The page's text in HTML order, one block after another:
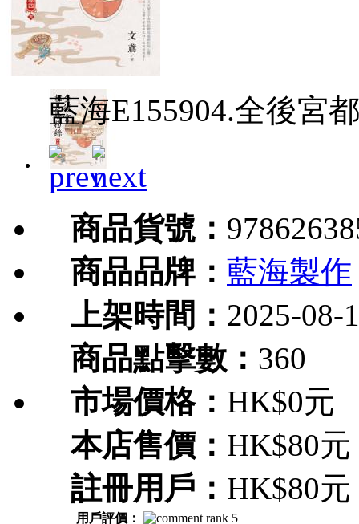
藍海E155904.全後宮
商品貨號：
商品品牌： 藍海製作
上架時間： 2025-08-
商品點擊數： 360
市場價格： HK$0元
本店售價： HK$80元
註冊用戶： HK$80元
用戶評價：